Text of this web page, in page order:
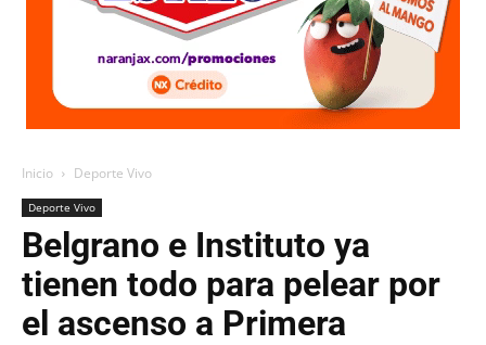
Inicio Deporte Vivo
Deporte Vivo
Belgrano e Instituto ya
tienen todo para pelear por
el ascenso a Primera